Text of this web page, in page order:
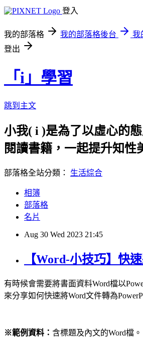
登入
我的部落格 我的部落格後台
我
登出
「i」學習
跳到主文
小我( i )是為了以虛心的
閱讀書籍，一起提升知性
部落格全站分類： 生活綜合
相簿
部落格
名片
Aug 30 Wed 2023 21:45
【Word-小技巧】快
有時候會需要將書面資料Word檔以
來分享如何快速將Word文件轉為
※範例資料： 含標題及內文的Word檔。